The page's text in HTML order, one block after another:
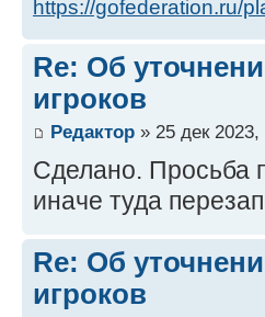
https://gofederation.ru/
Re: Об
игроков
Редактор » 25 дек 2023,
Сделано. Просьба
иначе туда
Re: Об
игроков